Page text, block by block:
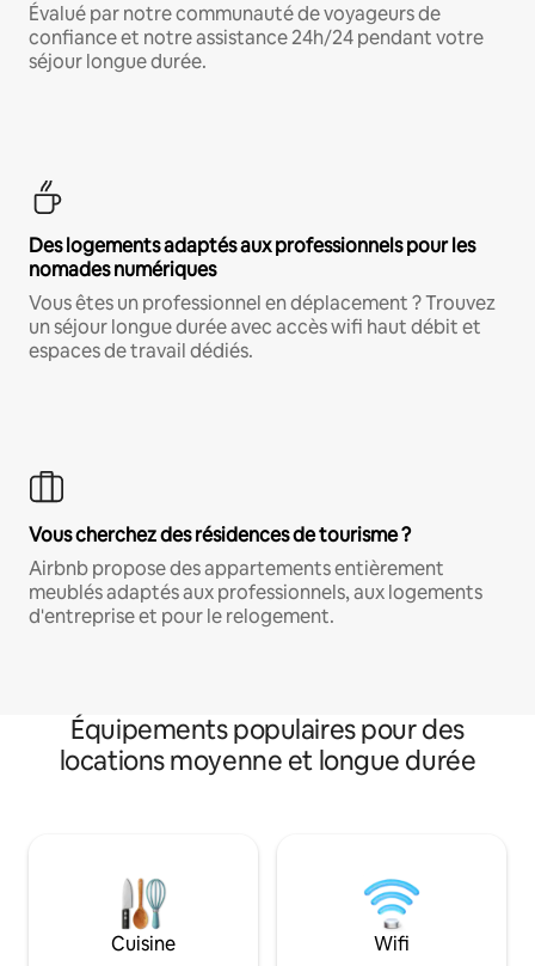
Évalué par notre communauté de voyageurs de
confiance et notre assistance 24h/24 pendant votre
séjour longue durée.
Des logements adaptés aux professionnels pour les
nomades numériques
Vous êtes un professionnel en déplacement ? Trouvez
un séjour longue durée avec accès wifi haut débit et
espaces de travail dédiés.
Vous cherchez des résidences de tourisme ?
Airbnb propose des appartements entièrement
meublés adaptés aux professionnels, aux logements
d'entreprise et pour le relogement.
Équipements populaires pour des
locations moyenne et longue durée
Cuisine Wifi